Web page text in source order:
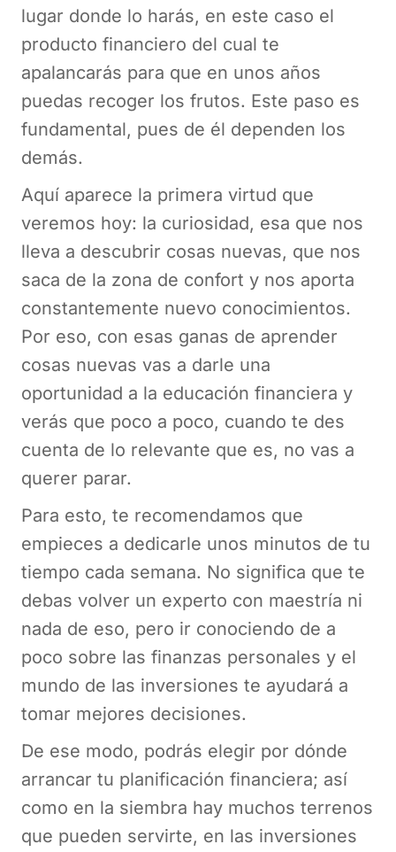
lugar donde lo harás, en este caso el
producto financiero del cual te
apalancarás para que en unos años
puedas recoger los frutos. Este paso es
fundamental, pues de él dependen los
demás.
Aquí aparece la primera virtud que
veremos hoy: la curiosidad, esa que nos
lleva a descubrir cosas nuevas, que nos
saca de la zona de confort y nos aporta
constantemente nuevo conocimientos.
Por eso, con esas ganas de aprender
cosas nuevas vas a darle una
oportunidad a la educación financiera y
verás que poco a poco, cuando te des
cuenta de lo relevante que es, no vas a
querer parar.
Para esto, te recomendamos que
empieces a dedicarle unos minutos de tu
tiempo cada semana. No significa que te
debas volver un experto con maestría ni
nada de eso, pero ir conociendo de a
poco sobre las finanzas personales y el
mundo de las inversiones te ayudará a
tomar mejores decisiones.
De ese modo, podrás elegir por dónde
arrancar tu planificación financiera; así
como en la siembra hay muchos terrenos
que pueden servirte, en las inversiones